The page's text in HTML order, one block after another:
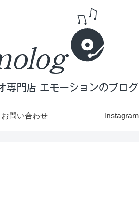
お問い合わせ Instagram